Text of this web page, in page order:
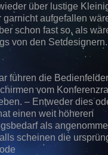
über lustige
aufgefallen
schon fast so, als
von den
führen die
vom
– Entweder dies
einen weit höheren
als
scheinen die